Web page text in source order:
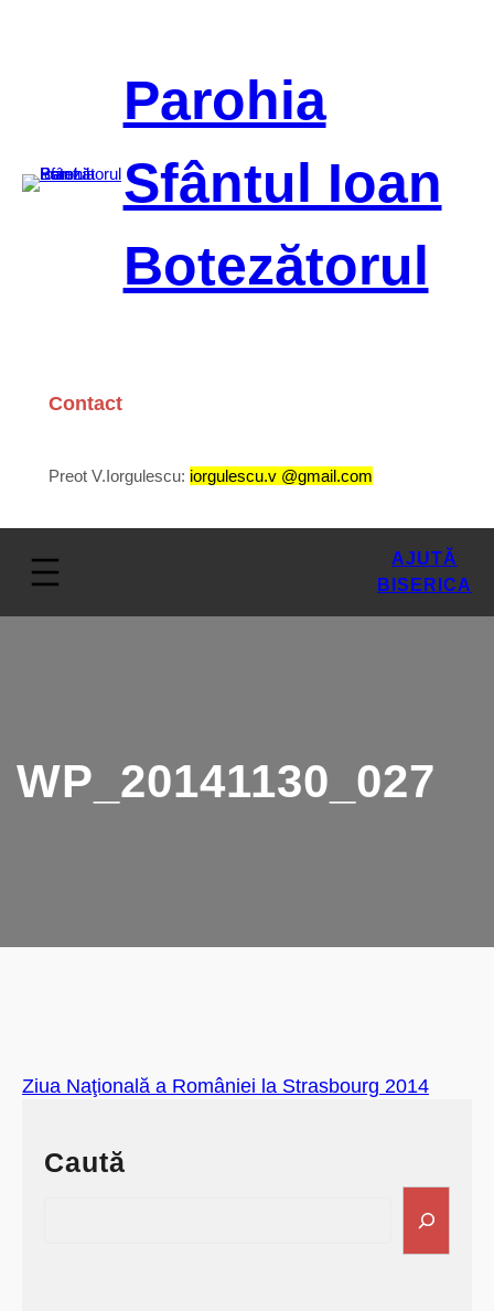
Parohia
Sfântul Ioan
Botezătorul
Contact
Preot V.Iorgulescu: iorgulescu.v @gmail.com
AJUTĂ
BISERICA
WP_20141130_027
Ziua Naţională a României la Strasbourg 2014
Caută